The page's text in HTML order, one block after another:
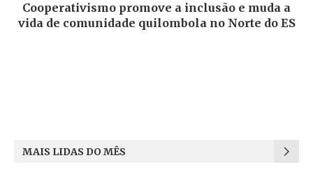
Cooperativismo promove a inclusão e muda a
vida de comunidade quilombola no Norte do ES
MAIS LIDAS DO MÊS